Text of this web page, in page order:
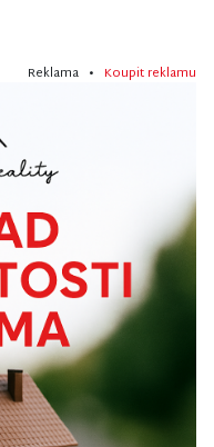
Reklama • Koupit reklamu